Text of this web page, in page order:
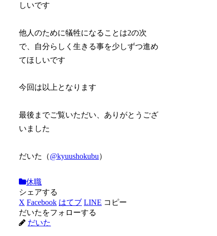
しいです
他人のために犠牲になることは2の次
で、自分らしく生きる事を少しずつ進め
てほしいです
今回は以上となります
最後までご覧いただい、ありがとうござ
いました
だいた（@kyuushokubu）
休職
シェアする
X Facebook はてブ LINE コピー
だいたをフォローする
だいた